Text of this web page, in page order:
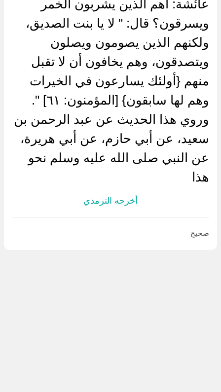
عائشة: أهم الذين يشربون الخمر
ويسرقون؟ قال: " لا يا بنت الصديق،
ولكنهم الذين يصومون ويصلون
ويتصدقون، وهم يخافون أن لا تقبل
منهم {أولئك يسارعون في الخيرات
وهم لها سابقون} [المؤمنون: ٦١] ".
وروي هذا الحديث عن عبد الرحمن بن
سعيد، عن أبي حازم، عن أبي هريرة،
عن النبي صلى الله عليه وسلم نحو
هذا
أخرجه الترمذي
صحيح